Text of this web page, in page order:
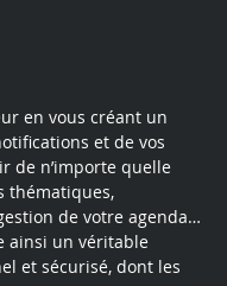
en vous créant un
et de vos
de n’importe quelle
thématiques,
de votre agenda…
ainsi un véritable
et sécurisé, dont les